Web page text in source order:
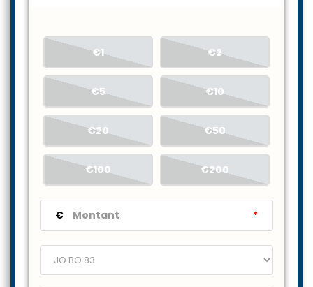
€1 €2
€5 €10
€20 €50
€100 €200
€ *